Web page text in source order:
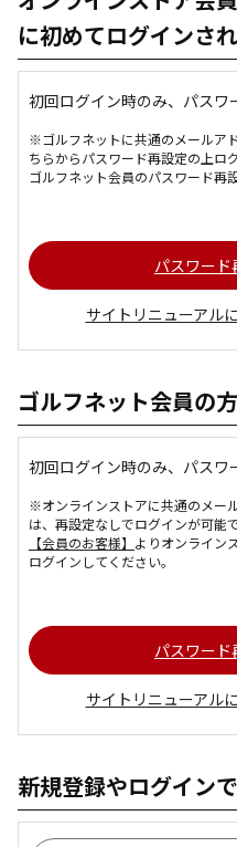
に初めてログインさ
初回ログイン時のみ、パスワ
※ゴルフネットに共通のメールア
ちらからパスワード再設定の上ロ
ゴルフネット会員のパスワード再
パスワード
サイトリニューアル
ゴルフネット会員の方
初回ログイン時のみ、パスワ
※オンラインストアに共通のメー
は、再設定なしでログインが可能で
【会員のお客様】 よりオンライン
ログインしてください。
パスワード
サイトリニューアル
新規登録やログイン